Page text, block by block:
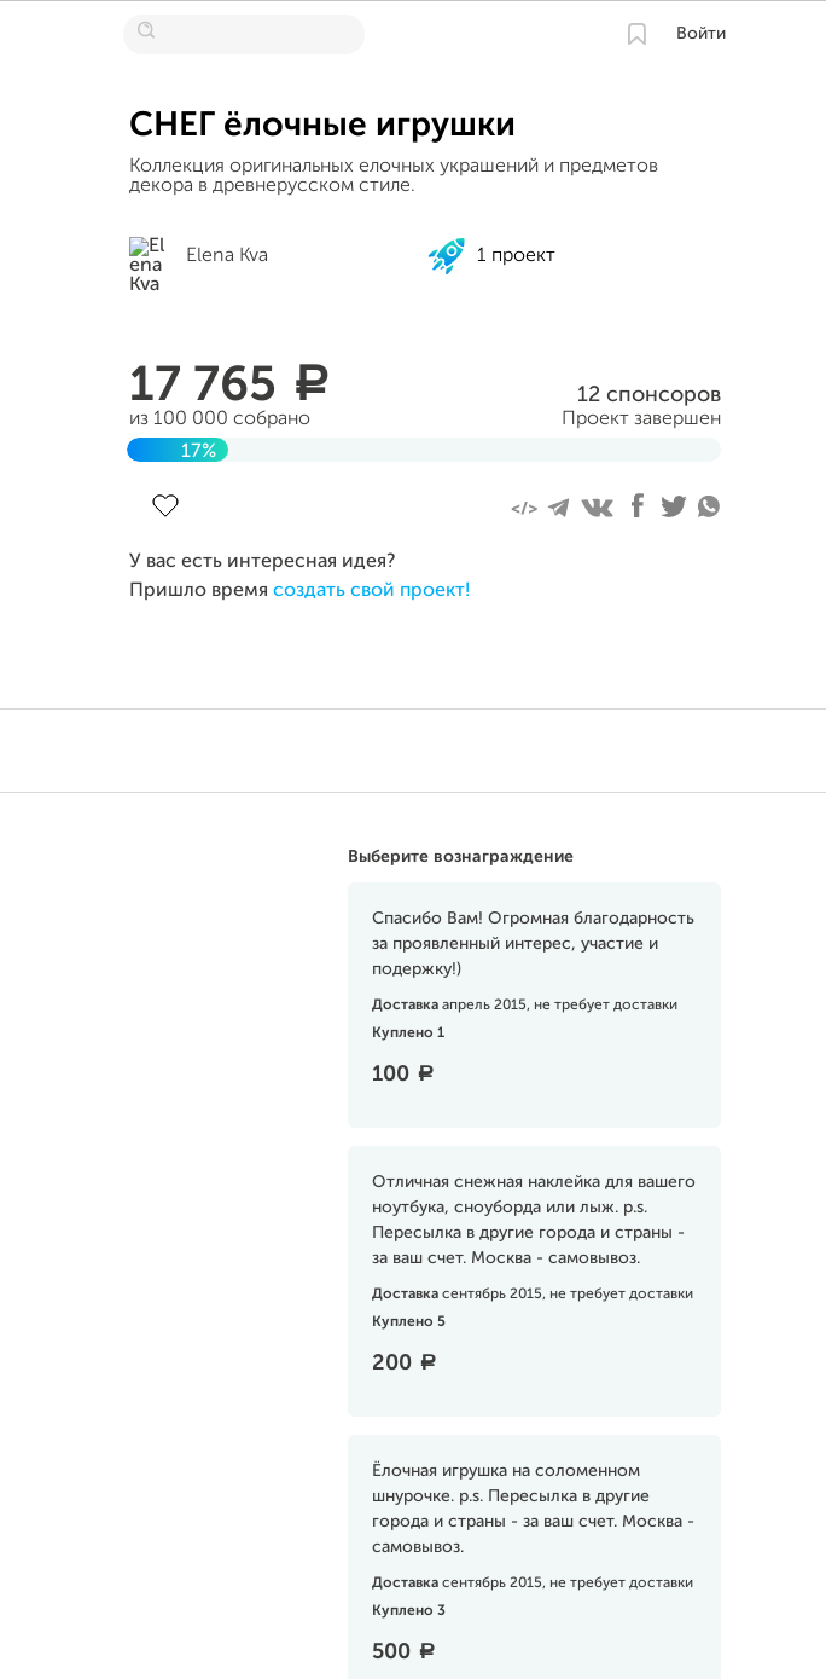
Войти
СНЕГ ёлочные игрушки
Коллекция оригинальных елочных украшений и предметов
декора в древнерусском стиле.
Elena Kva 1 проект
17 765 a
из 100 000 собрано
12 спонсоров
Проект завершен
17%
У вас есть интересная идея?
Пришло время создать свой проект!
Выберите вознаграждение
Спасибо Вам! Огромная благодарность
за проявленный интерес, участие и
подержку!)
Доставка апрель 2015, не требует доставки
Куплено 1
100 a
Отличная снежная наклейка для вашего
ноутбука, сноуборда или лыж. p.s.
Пересылка в другие города и страны -
за ваш счет. Москва - самовывоз.
Доставка сентябрь 2015, не требует доставки
Куплено 5
200 a
Ёлочная игрушка на соломенном
шнурочке. p.s. Пересылка в другие
города и страны - за ваш счет. Москва -
самовывоз.
Доставка сентябрь 2015, не требует доставки
Куплено 3
500 a